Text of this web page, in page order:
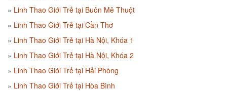
Linh Thao Giới Trẻ tại Buôn Mê Thuột
Linh Thao Giới Trẻ tại Cần Thơ
Linh Thao Giới Trẻ tại Hà Nội, Khóa 1
Linh Thao Giới Trẻ tại Hà Nội, Khóa 2
Linh Thao Giới Trẻ tại Hải Phòng
Linh Thao Giới Trẻ tại Hòa Bình